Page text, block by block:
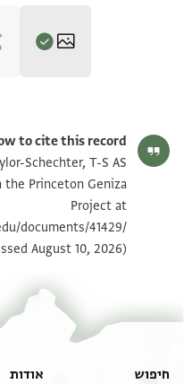
T-S AS 183.285 1v
תנאי היתר שימוש בתצלום
to cite this record:
Schechter, T-S AS
the Princeton Geniza
Project at
documents/41429/
August 10, 2026).
חיפוש אודות